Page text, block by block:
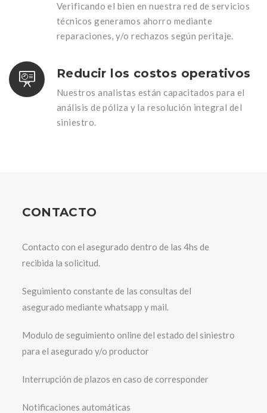
Verificando el bien en nuestra red de servicios
técnicos generamos ahorro mediante
reparaciones, y/o rechazos según peritaje.
Reducir los costos operativos
Nuestros analistas están capacitados para el
análisis de póliza y la resolución integral del
siniestro.
CONTACTO
Contacto con el asegurado dentro de las 4hs de
recibida la solicitud.
Seguimiento constante de las consultas del
asegurado mediante whatsapp y mail.
Modulo de seguimiento online del estado del siniestro
para el asegurado y/o productor
Interrupción de plazos en caso de corresponder
Notificaciones automáticas